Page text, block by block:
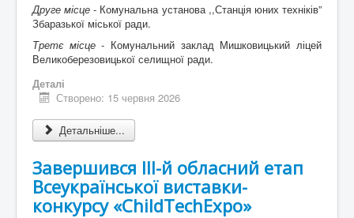
Друге місце- Комунальна установа ,,Станція юних техніків”
Збаразької міської ради.
Третє місце- Комунальний заклад Мишковицький ліцей
Великоберезовицької селищної ради.
Деталі
Створено: 15 червня 2026
Детальніше...
Завершився ІІІ-й обласний етап
Всеукраїнської виставки-
конкурсу «ChildTechExpo»